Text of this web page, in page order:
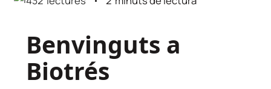
Benvinguts a
Biotrés